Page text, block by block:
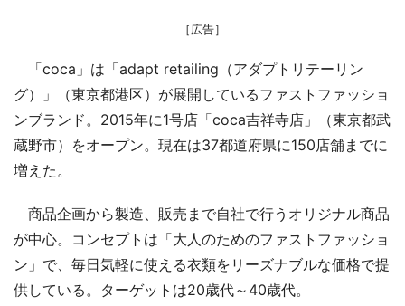
［広告］
「coca」は「adapt retailing（アダプトリテーリン
グ）」（東京都港区）が展開しているファストファッショ
ンブランド。2015年に1号店「coca吉祥寺店」（東京都武
蔵野市）をオープン。現在は37都道府県に150店舗までに
増えた。
商品企画から製造、販売まで自社で行うオリジナル商品
が中心。コンセプトは「大人のためのファストファッショ
ン」で、毎日気軽に使える衣類をリーズナブルな価格で提
供している。ターゲットは20歳代～40歳代。